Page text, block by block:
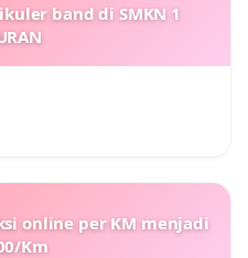
band di SMKN 1
online per KM menjadi
Km